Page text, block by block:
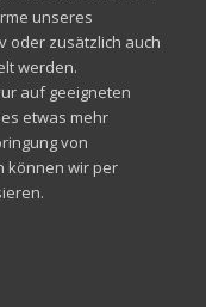
unseres
oder zusätzlich auch
werden.
auf geeigneten
etwas mehr
von
können wir per